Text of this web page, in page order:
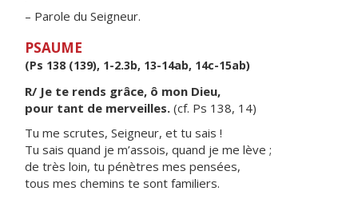
– Parole du Seigneur.
PSAUME
(Ps 138 (139), 1-2.3b, 13-14ab, 14c-15ab)
R/ Je te rends grâce, ô mon Dieu,
pour tant de merveilles. (cf. Ps 138, 14)
Tu me scrutes, Seigneur, et tu sais !
Tu sais quand je m’assois, quand je me lève ;
de très loin, tu pénètres mes pensées,
tous mes chemins te sont familiers.